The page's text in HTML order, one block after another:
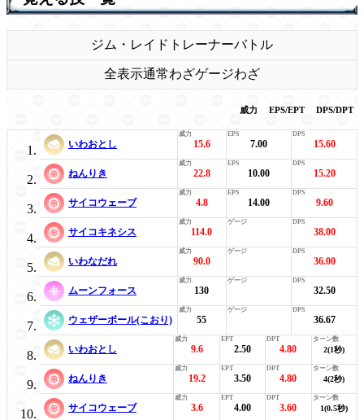
ジム・レイド トレーナーバトル
全表示通常わざゲージわざ
威力 EPS/EPT DPS/DPT
いわおとし 15.6 7.00 15.60
ねんりき 22.8 10.00 15.20
サイコウェーブ 4.8 14.00 9.60
サイコキネシス 114.0 38.00
いわなだれ 90.0 36.00
ムーンフォース 130 32.50
ウェザーボール(こおり) 55 36.67
いわおとし 9.6 2.50 4.80 2(1秒)
ねんりき 19.2 3.50 4.80 4(2秒)
サイコウェーブ 3.6 4.00 3.60 1(0.5秒)